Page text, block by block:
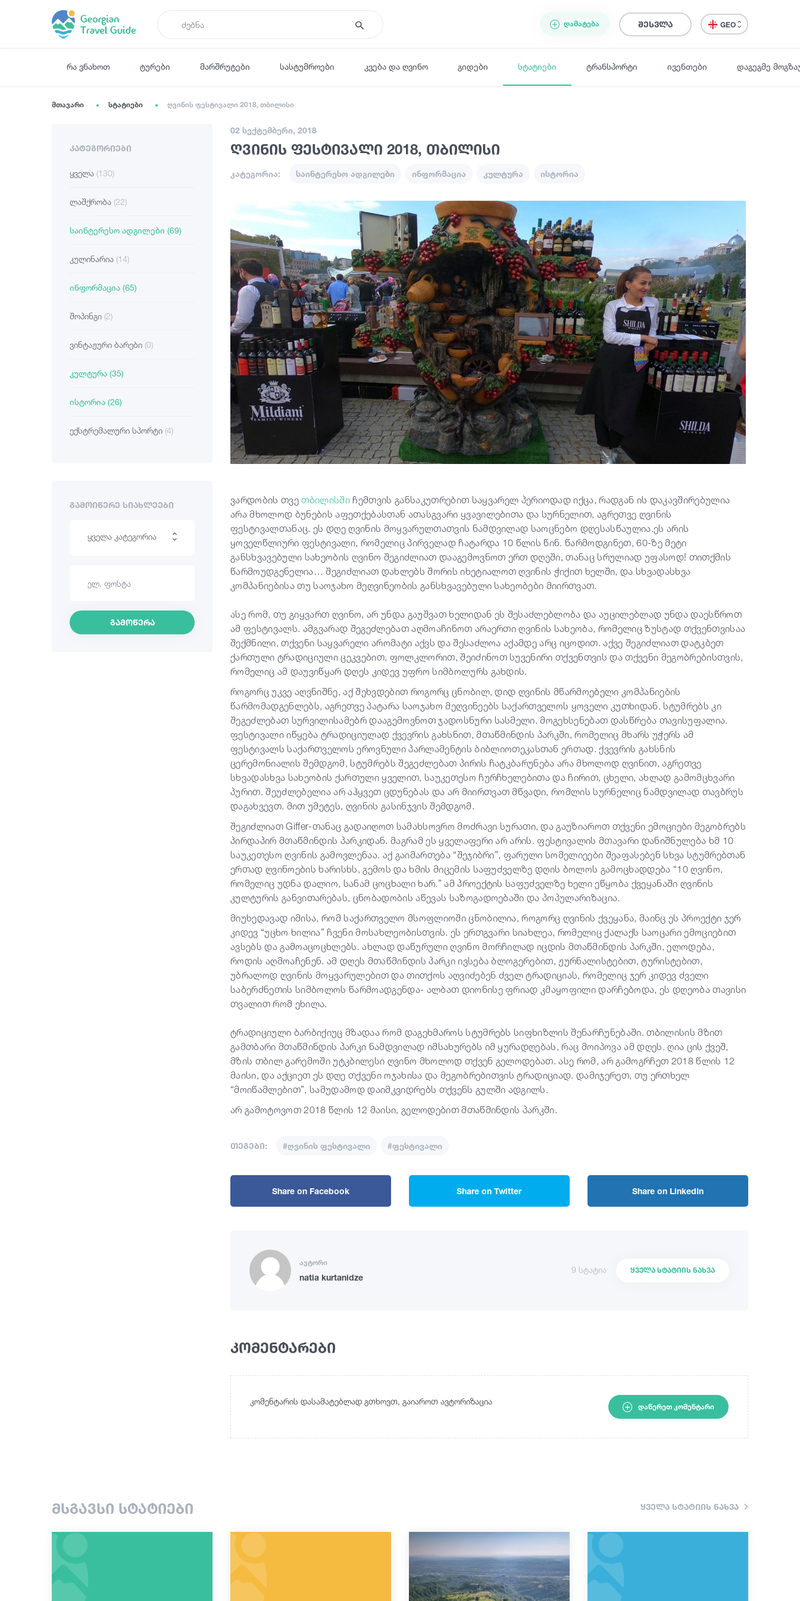
ᲓᲐᲛᲐᲢᲔᲑᲐ შესვლა GEO
რა ვნახოთ ტურები მარშრუტები სასტუმროები კვება და ღვინო გიდები სტატიები ტრანსპორტი ივენთები დაგეგმე
მთავარი სტატიები ღვინის ფესტივალი 2018, თბილისი
ᲙᲐᲢᲔᲒᲝᲠᲘᲔᲑᲘ
ყველა (130)
ლაშქრობა (22)
საინტერესო ადგილები (69)
კულინარია (14)
ინფორმაცია (65)
შოპინგი (2)
ვინტაჟური ბარები (0)
კულტურა (35)
ისტორია (26)
ექსტრემალური სპორტი (4)
ᲒᲐᲛᲝᲘᲬᲔᲠᲔ ᲡᲘᲐᲮᲚᲔᲔᲑᲘ
ყველა კატეგორია
კულინარია
გამოწერა
02 სექტემბერი, 2018
ღვინის ფესტივალი 2018, თბილისი
კატეგორია: საინტერესო ადგილები ინფორმაცია კულტურა ისტორია
ვარდობის თვეთბილისში ჩემთვის განსაკუთრებით საყვარელ პერიოდად იქცა, რადგან ის დაკავშირებულია
არა მხოლოდ ბუნების აფეთქებასთან ათასგვარი ყვავილებითა და სურნელით, აგრეთვე ღვინის
ფესტივალთანაც. ეს დღე ღვინის მოყვარულთათვის ნამდვილად საოცნებო დღესასწაულია.ეს არის
ყოველწლიური ფესტივალი, რომელიც პირველად ჩატარდა 10 წლის წინ. წარმოდგინეთ, 60-ზე მეტი
განსხვავებული სახეობის ღვინო შეგიძლიათ დააგემოვნოთ ერთ დღეში, თანაც სრულიად უფასოდ! თითქმის
წარმოუდგენელია… შეგიძლიათ დახლებს შორის იხეტიალოთ ღვინის ჭიქით ხელში, და სხვადასხვა
კომპანიებისა თუ საოჯახო მეღვინეობის განსხვავებული სახეობები მიირთვათ.
ასე რომ, თუ გიყვართ ღვინო, არ უნდა გაუშვათ ხელიდან ეს შესაძლებლობა და აუცილებლად უნდა დაესწროთ
ამ ფესტივალს. ამგვარად შეგეძლებათ აღმოაჩინოთ არაერთი ღვინის სახეობა, რომელიც ზუსტად თქვენთვისაა
შექმნილი, თქვენი საყვარელი არომატი აქვს და შესაძლოა აქამდე არც იცოდით. აქვე შეგიძლიათ დატკბეთ
ქართული ტრადიციული ცეკვებით, ფოლკლორით, შეიძინოთ სუვენირი თქვენთვის და თქვენი მეგობრებისთვის,
რომელიც ამ დაუვიწყარ დღეს კიდევ უფრო სიმბოლურს გახდის.
როგორც უკვე აღვნიშნე, აქ შეხვდებით როგორც ცნობილ, დიდ ღვინის მწარმოებელი კომპანიების
წარმომადგენლებს, აგრეთვე პატარა საოჯახო მეღვინეებს საქართველოს ყოველი კუთხიდან. სტუმრებს კი
შეგეძლებათ სურვილისამებრ დააგემოვნოთ ჯადოსნური სასმელი. მოგეხსენებათ დასწრება თავისუფალია.
ფესტივალი იწყება ტრადიციულად ქვევრის გახსნით, მთაწმინდის პარკში, რომელიც მხარს უჭერს ამ
ფესტივალს საქართველოს ეროვნული პარლამენტის ბიბლიოთეკასთან ერთად. ქვევრის გახსნის
ცერემონიალის შემდგომ, სტუმრებს შეგეძლებათ პირის ჩატკბარუნება არა მხოლოდ ღვინით, აგრეთვე
სხვადასხვა სახეობის ქართული ყველით, საუკეთესო ჩურჩხელებითა და ჩირით, ცხელი, ახლად გამომცხვარი
პურით.შეუძლებელია არ აჰყვეთ ცდუნებას და არ მიირთვათ მწვადი, რომლის სურნელიც ნამდვილად თავბრუს
დაგახვევთ. მით უმეტეს, ღვინის გასინჯვის შემდგომ.
შეგიძლიათGiffer-თანაც გადაიღოთ სამახსოვრო მოძრავი სურათი, და გაუზიაროთ თქვენი ემოციები მეგობრებს
პირდაპირ მთაწმინდის პარკიდან. მაგრამ ეს ყველაფერი არ არის. ფესტივალის მთავარი დანიშნულება ხმ 10
საუკეთესო ღვინის გამოვლენაა. აქ გაიმართება “შეჯიბრი”, ფარული სომელიეები შეაფასებენ სხვა სტუმრებთან
ერთად ღვინოების ხარისხს, გემოს და ხმის მიცემის საფუძველზე დღის ბოლოს გამოცხადდება “10 ღვინო,
რომელიც უდნა დალიო, სანამ ცოცხალი ხარ.” ამ პროექტის საფუძველზე ხელი ეწყობა ქვეყანაში ღვინის
კულტურის განვითარებას, ცნობადობის აწევას საზოგადოებაში და პოპულარიზაცია.
მიუხედავად იმისა, რომ საქართველო მსოფლიოში ცნობილია, როგორც ღვინის ქვეყანა, მაინც ეს პროექტი ჯერ
კიდევ “უცხო ხილია” ჩვენი მოსახლეობისთვის. ეს ერთგვარი სიახლეა, რომელიც ქალაქს საოცარი ემოციებით
ავსებს და გამოაცოცხლებს. ახლად დაწურული ღვინო მორჩილად იცდის მთაწმინდის პარკში, ელოდება,
როდის აღმოაჩენენ. ამ დღეს მთაწმინდის პარკი ივსება ბლოგერებით, ჟურნალისტებით, ტურისტებით,
უბრალოდ ღვინის მოყვარულებით და თითქოს აღვიძებენ ძველ ტრადიციას, რომელიც ჯერ კიდევ ძველი
საბერძნეთის სიმბოლოს წარმოადგენდა- ალბათ დიონისე ფრიად კმაყოფილი დარჩებოდა, ეს დღეობა თავისი
თვალით რომ ეხილა.
ტრადიციული ბარბიქიუც მზადაა რომ დაგეხმაროს სტუმრებს სიფხიზლის შენარჩუნებაში.თბილისის მზით
გამთბარი მთაწმინდის პარკი ნამდვილად იმსახურებს იმ ყურადღებას, რაც მოიპოვა ამ დღეს. ღია ცის ქვეშ,
მზის თბილ გარემოში უტკბილესი ღვინო მხოლოდ თქვენ გელოდებათ. ასე რომ, არ გამოგრჩეთ 2018 წლის 12
მაისი, და აქციეთ ეს დღე თქვენი ოჯახისა და მეგობრებითვის ტრადიციად. დამიჯერეთ, თუ ერთხელ
“მოიწამლებით”, სამუდამოდ დაიმკვიდრებს თქვენს გულში ადგილს.
არ გამოტოვოთ 2018 წლის 12 მაისი, გელოდებით მთაწმინდის პარკში.
თეგები: #ღვინის ფესტივალი #ფესტივალი
Share on Facebook Share on Twitter Share on LinkedIn
ავტორი
natia kurtanidze
9 სტატია ᲧᲕᲔᲚᲐ ᲡᲢᲐᲢᲘᲘᲡ ᲜᲐᲮᲕᲐ
კომენტარები
კომენტარის დასამატებლად გთხოვთ, გაიაროთ ავტორიზაცია
ᲓᲐᲬᲔᲠᲔᲗ ᲙᲝᲛᲔᲜᲢᲐᲠᲘ
მსგავსი სტატიები ყველა სტატიის ნახვა